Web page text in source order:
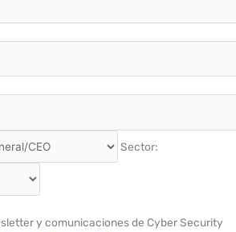
Sector:
y comunicaciones de Cyber Security